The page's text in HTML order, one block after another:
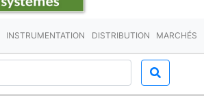
INSTRUMENTATION DISTRIBUTION MARCHÉS